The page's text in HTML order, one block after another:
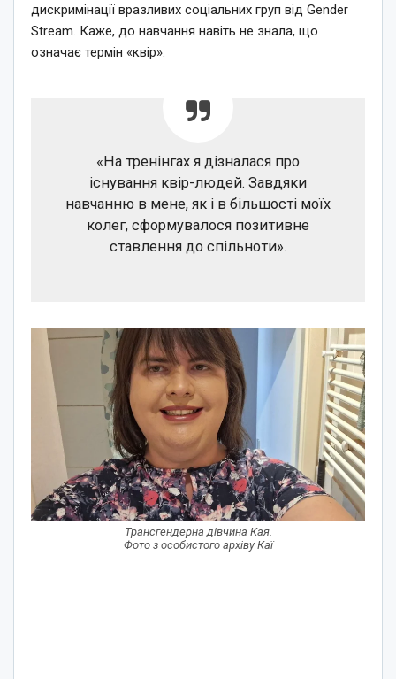
дискримінації вразливих соціальних груп від Gender
Stream. Каже, до навчання навіть не знала, що
означає термін «квір»:
«На тренінгах я дізналася про
існування квір-людей. Завдяки
навчанню в мене, як і в більшості моїх
колег, сформувалося позитивне
ставлення до спільноти».
Трансгендерна дівчина Кая.
Фото з особистого архіву Каї